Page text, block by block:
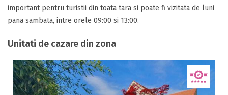
important pentru turistii din toata tara si poate fi vizitata de luni
pana sambata, intre orele 09:00 si 13:00.
Unitati de cazare din zona